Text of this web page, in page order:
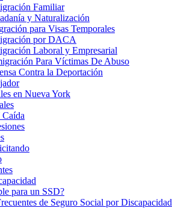
Familiar
y Naturalización
para Visas Temporales
por DACA
Laboral y Empresarial
Para Víctimas De Abuso
Contra la Deportación
en Nueva York
Caída
para un SSD?
de Seguro Social por Discapacidad